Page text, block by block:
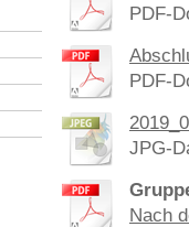
PDF-
PDF-
JPG-
Nach